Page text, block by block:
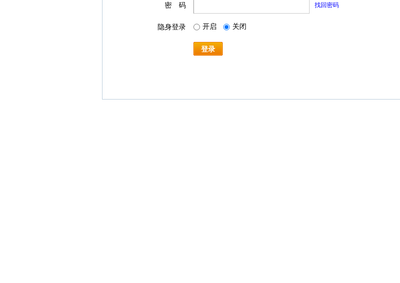
密 码 找回密码
隐身登录 开启 关闭
登录